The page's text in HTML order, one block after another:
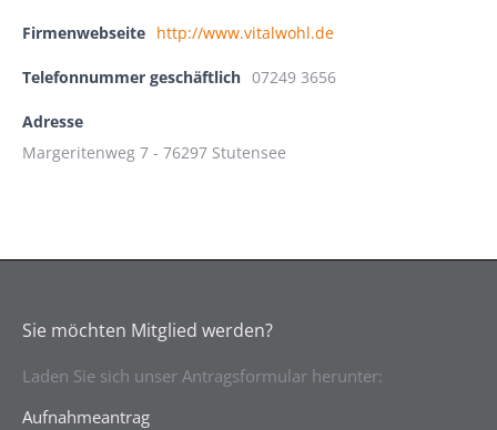
Firmenwebseite http://www.vitalwohl.de
Telefonnummer geschäftlich 07249 3656
Adresse
Margeritenweg 7 - 76297 Stutensee
Sie möchten Mitglied werden?
Laden Sie sich unser Antragsformular herunter:
Aufnahmeantrag